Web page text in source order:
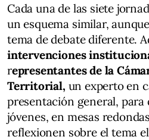
Cada una de las siete
un esquema similar,
tema de debate diferente.
intervenciones
representantes de la
Territorial, un experto en
presentación general, para
jóvenes, en mesas
reflexionen sobre el tema